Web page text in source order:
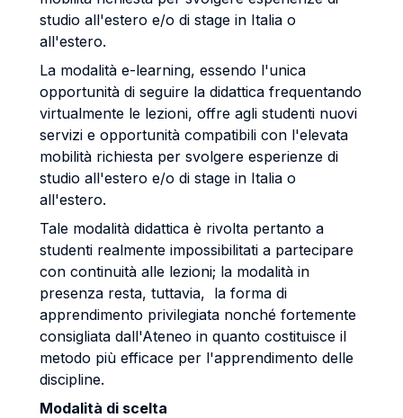
studio all'estero e/o di stage in Italia o
all'estero.
La modalità e-learning, essendo l'unica
opportunità di seguire la didattica frequentando
virtualmente le lezioni, offre agli studenti nuovi
servizi e opportunità compatibili con l'elevata
mobilità richiesta per svolgere esperienze di
studio all'estero e/o di stage in Italia o
all'estero.
Tale modalità didattica è rivolta pertanto a
studenti realmente impossibilitati a partecipare
con continuità alle lezioni; la modalità in
presenza resta, tuttavia, la forma di
apprendimento privilegiata nonché fortemente
consigliata dall'Ateneo in quanto costituisce il
metodo più efficace per l'apprendimento delle
discipline.
Modalità di scelta